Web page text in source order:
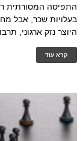
התפיסה המסורתית
בעלויות שכר, אבל
היוצר נזק ארגוני,
קרא עוד